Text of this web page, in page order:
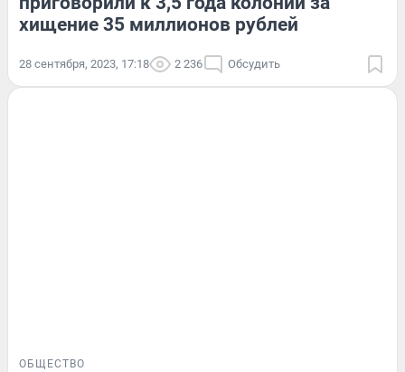
хищение 35 миллионов рублей
28 сентября, 2023, 17:18 2 236 Обсудить
ОБЩЕСТВО